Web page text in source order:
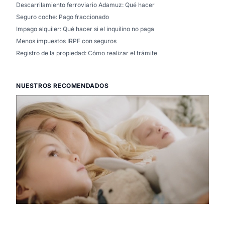
Descarrilamiento ferroviario Adamuz: Qué hacer
Seguro coche: Pago fraccionado
Impago alquiler: Qué hacer si el inquilino no paga
Menos impuestos IRPF con seguros
Registro de la propiedad: Cómo realizar el trámite
NUESTROS RECOMENDADOS